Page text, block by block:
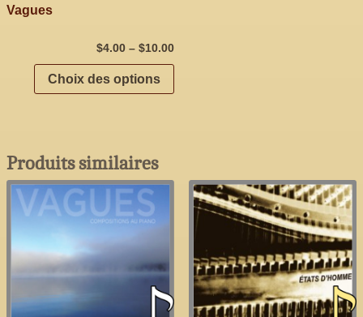
Vagues
$4.00 –$10.00
Choix des options
Produits similaires